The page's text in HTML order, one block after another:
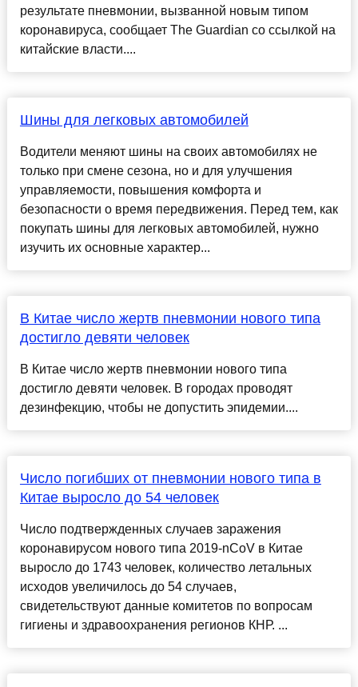
результате пневмонии, вызванной новым типом
коронавируса, сообщает The Guardian со ссылкой на
китайские власти....
Шины для легковых автомобилей
Водители меняют шины на своих автомобилях не
только при смене сезона, но и для улучшения
управляемости, повышения комфорта и
безопасности о время передвижения. Перед тем, как
покупать шины для легковых автомобилей, нужно
изучить их основные характер...
В Китае число жертв пневмонии нового типа
достигло девяти человек
В Китае число жертв пневмонии нового типа
достигло девяти человек. В городах проводят
дезинфекцию, чтобы не допустить эпидемии....
Число погибших от пневмонии нового типа в
Китае выросло до 54 человек
Число подтвержденных случаев заражения
коронавирусом нового типа 2019-nCoV в Китае
выросло до 1743 человек, количество летальных
исходов увеличилось до 54 случаев,
свидетельствуют данные комитетов по вопросам
гигиены и здравоохранения регионов КНР. ...